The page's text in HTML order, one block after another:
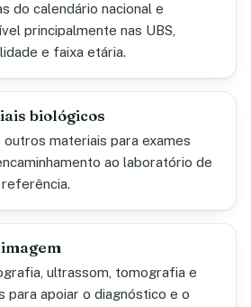
do calendário nacional e
principalmente nas UBS,
e faixa etária.
biológicos
materiais para exames
ao laboratório de
ultrassom, tomografia e
para apoiar o diagnóstico e o